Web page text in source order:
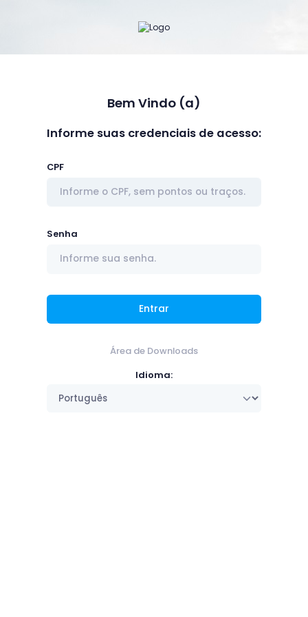
Bem Vindo (a)
Informe suas credenciais de acesso:
CPF
Senha
Entrar
Área de Downloads
Idioma: